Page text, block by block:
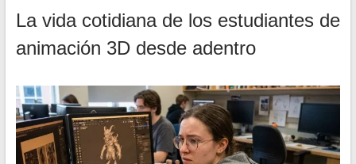
La vida cotidiana de los estudiantes de
animación 3D desde adentro